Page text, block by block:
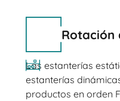
Rotación
Las estanterías
estanterías
productos en orden